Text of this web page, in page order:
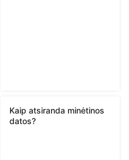
Kaip atsiranda minėtinos
datos?